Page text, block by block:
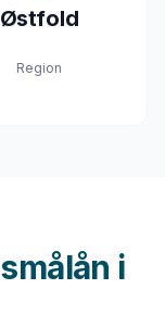
Østfold
Region
smålån i